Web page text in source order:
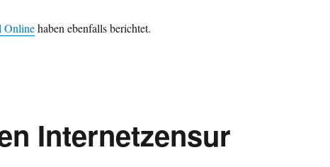
Onlinehaben ebenfalls berichtet.
Internetzensur